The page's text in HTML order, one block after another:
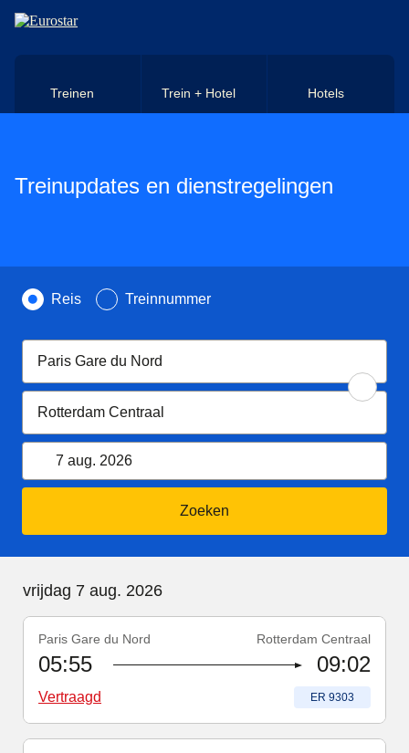
Naar hoofdinhoud
Treinen Trein + Hotel Hotels
Treinupdates en dienstregelingen
Zoek op
Reis Treinnummer
7 aug. 20267 augustus 2026
Kalender openen
Zoeken
vrijdag 7 aug. 2026vrijdag 7 augustus 2026
Treinnummer:
ER 9303-Vertraagd
Paris Gare du Nord Rotterdam Centraal
05:55 09:02
Vertraagd Treinnummer
ER 9303